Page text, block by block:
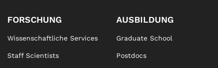
FORSCHUNG
Wissenschaftliche Services
Staff Scientists
AUSBILDUNG
Graduate School
Postdocs